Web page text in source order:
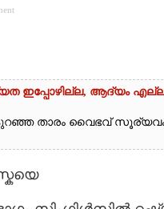
ഇപ്പോഴില്ല, ആദ്യം എല്ലാം
കുറഞ്ഞ താരം വൈഭവ്